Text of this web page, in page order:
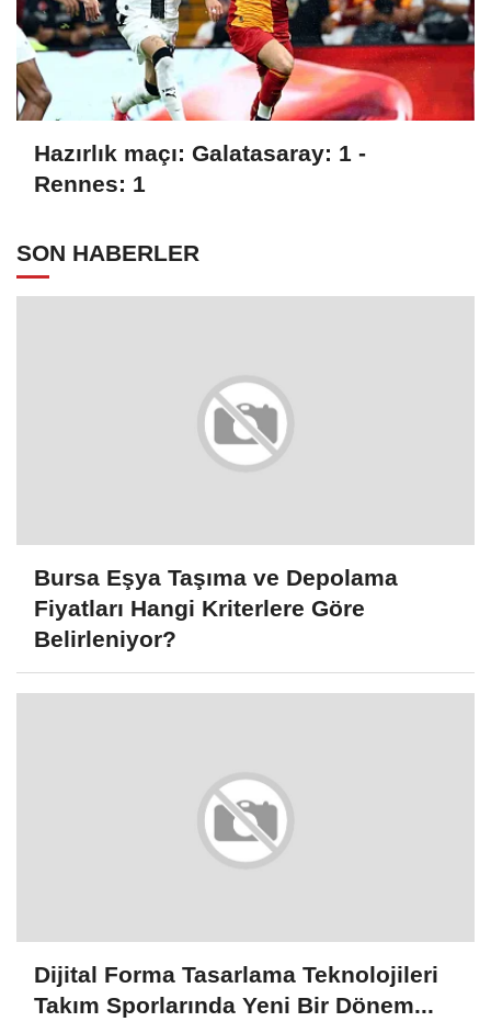
Hazırlık maçı: Galatasaray: 1 -
Rennes: 1
SON HABERLER
Bursa Eşya Taşıma ve Depolama
Fiyatları Hangi Kriterlere Göre
Belirleniyor?
Dijital Forma Tasarlama Teknolojileri
Takım Sporlarında Yeni Bir Dönem...